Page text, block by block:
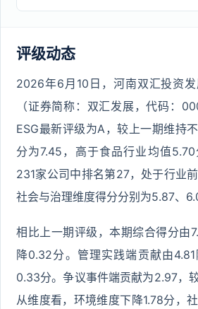
评级动态
2026年6月10日，河南双汇投资
（证券简称：双汇发展，代码：
ESG最新评级为A，较上一期维持
分为7.45，高于食品行业均值
231家公司中排名第27，处于行业前
社会与治理维度得分分别为5.87、
相比上一期评级，本期综合得分由
降0.32分。管理实践端贡献由
0.33分。争议事件端贡献为2.97，
从维度看，环境维度下降1.78分，